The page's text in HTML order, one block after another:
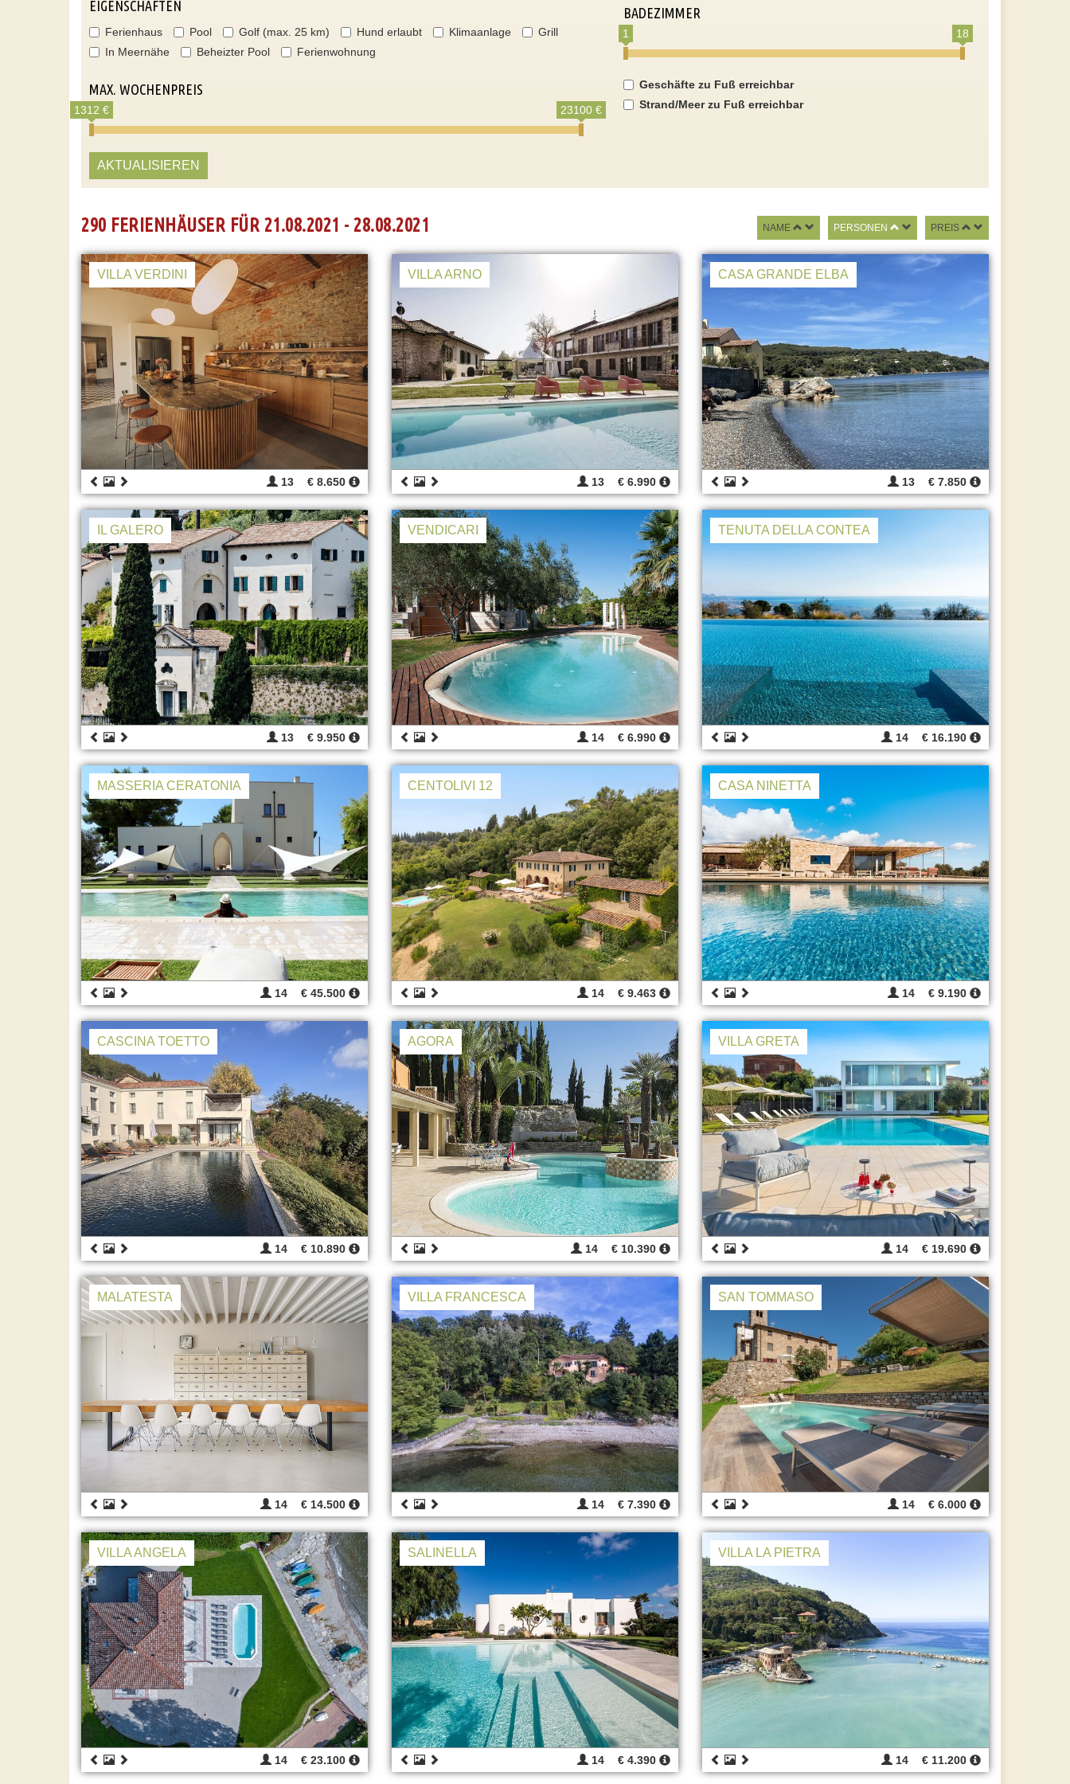
EIGENSCHAFTEN
Ferienhaus Pool Golf (max. 25 km) Hund erlaubt Klimaanlage
Grill
In Meernähe
Beheizter Pool Ferienwohnung
MAX. WOCHENPREIS
1312 € 23100 €
BADEZIMMER
1 18
Geschäfte zu Fuß erreichbar
Strand/Meer zu Fuß erreichbar
AKTUALISIEREN
290 FERIENHÄUSER FÜR 21.08.2021 - 28.08.2021 NAME PERSONEN PREIS
VILLA VERDINI
13 € 8.650
VILLA ARNO
13 € 6.990
CASA GRANDE ELBA
13 € 7.850
IL GALERO
13 € 9.950
VENDICARI
14 € 6.990
TENUTA DELLA CONTEA
14 € 16.190
MASSERIA CERATONIA
14 € 45.500
CENTOLIVI 12
14 € 9.463
CASA NINETTA
14 € 9.190
CASCINA TOETTO
14 € 10.890
AGORA
14 € 10.390
VILLA GRETA
14 € 19.690
MALATESTA
14 € 14.500
VILLA FRANCESCA
14 € 7.390
SAN TOMMASO
14 € 6.000
VILLA ANGELA
14 € 23.100
SALINELLA
14 € 4.390
VILLA LA PIETRA
14 € 11.200